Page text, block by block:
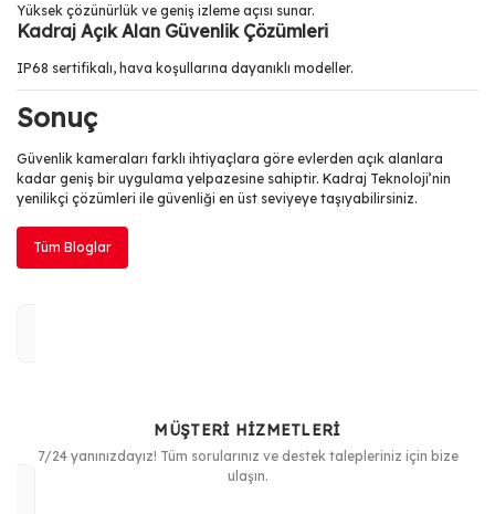
Yüksek çözünürlük ve geniş izleme açısı sunar.
Kadraj Açık Alan Güvenlik Çözümleri
IP68 sertifikalı, hava koşullarına dayanıklı modeller.
Sonuç
Güvenlik kameraları farklı ihtiyaçlara göre evlerden açık alanlara
kadar geniş bir uygulama yelpazesine sahiptir. Kadraj Teknoloji’nin
yenilikçi çözümleri ile güvenliği en üst seviyeye taşıyabilirsiniz.
Tüm Bloglar
MÜŞTERİ HİZMETLERİ
7/24 yanınızdayız! Tüm sorularınız ve destek talepleriniz için bize
ulaşın.